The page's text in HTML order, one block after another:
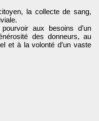
la collecte de sang,
aux besoins d’un
des donneurs, au
et à la volonté d’un vaste